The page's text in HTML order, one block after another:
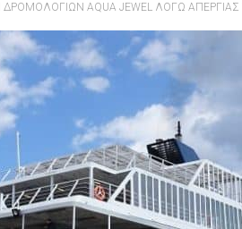
AQUA JEWEL ΛΟΓΩ